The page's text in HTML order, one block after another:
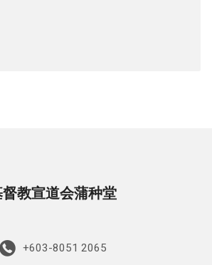
教宣道会蒲种堂
+603-8051 2065